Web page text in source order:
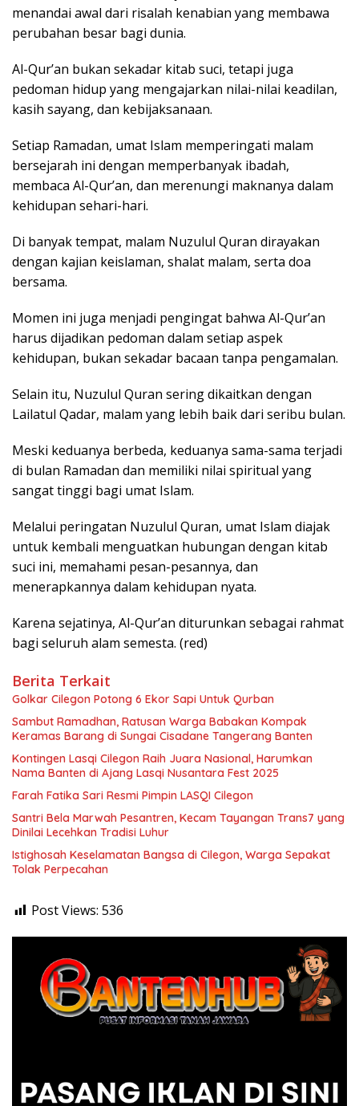
menandai awal dari risalah kenabian yang membawa
perubahan besar bagi dunia.
Al-Qur’an bukan sekadar kitab suci, tetapi juga
pedoman hidup yang mengajarkan nilai-nilai keadilan,
kasih sayang, dan kebijaksanaan.
Setiap Ramadan, umat Islam memperingati malam
bersejarah ini dengan memperbanyak ibadah,
membaca Al-Qur’an, dan merenungi maknanya dalam
kehidupan sehari-hari.
Di banyak tempat, malam Nuzulul Quran dirayakan
dengan kajian keislaman, shalat malam, serta doa
bersama.
Momen ini juga menjadi pengingat bahwa Al-Qur’an
harus dijadikan pedoman dalam setiap aspek
kehidupan, bukan sekadar bacaan tanpa pengamalan.
Selain itu, Nuzulul Quran sering dikaitkan dengan
Lailatul Qadar, malam yang lebih baik dari seribu bulan.
Meski keduanya berbeda, keduanya sama-sama terjadi
di bulan Ramadan dan memiliki nilai spiritual yang
sangat tinggi bagi umat Islam.
Melalui peringatan Nuzulul Quran, umat Islam diajak
untuk kembali menguatkan hubungan dengan kitab
suci ini, memahami pesan-pesannya, dan
menerapkannya dalam kehidupan nyata.
Karena sejatinya, Al-Qur’an diturunkan sebagai rahmat
bagi seluruh alam semesta. (red)
Berita Terkait
Golkar Cilegon Potong 6 Ekor Sapi Untuk Qurban
Sambut Ramadhan, Ratusan Warga Babakan Kompak
Keramas Barang di Sungai Cisadane Tangerang Banten
Kontingen Lasqi Cilegon Raih Juara Nasional, Harumkan
Nama Banten di Ajang Lasqi Nusantara Fest 2025
Farah Fatika Sari Resmi Pimpin LASQI Cilegon
Santri Bela Marwah Pesantren, Kecam Tayangan Trans7 yang
Dinilai Lecehkan Tradisi Luhur
Istighosah Keselamatan Bangsa di Cilegon, Warga Sepakat
Tolak Perpecahan
Post Views: 536